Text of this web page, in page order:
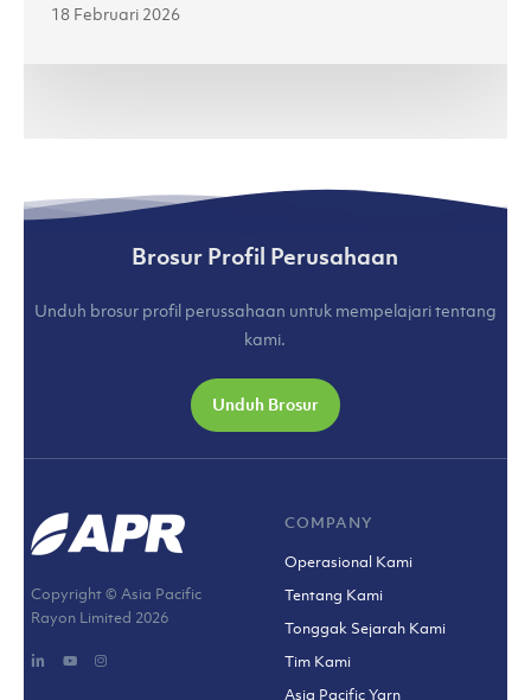
18 Februari 2026
Brosur Profil Perusahaan
Unduh brosur profil perussahaan untuk mempelajari tentang
kami.
Unduh Brosur
Copyright © Asia Pacific
Rayon Limited 2026
COMPANY
Operasional Kami
Tentang Kami
Tonggak Sejarah Kami
Tim Kami
Asia Pacific Yarn